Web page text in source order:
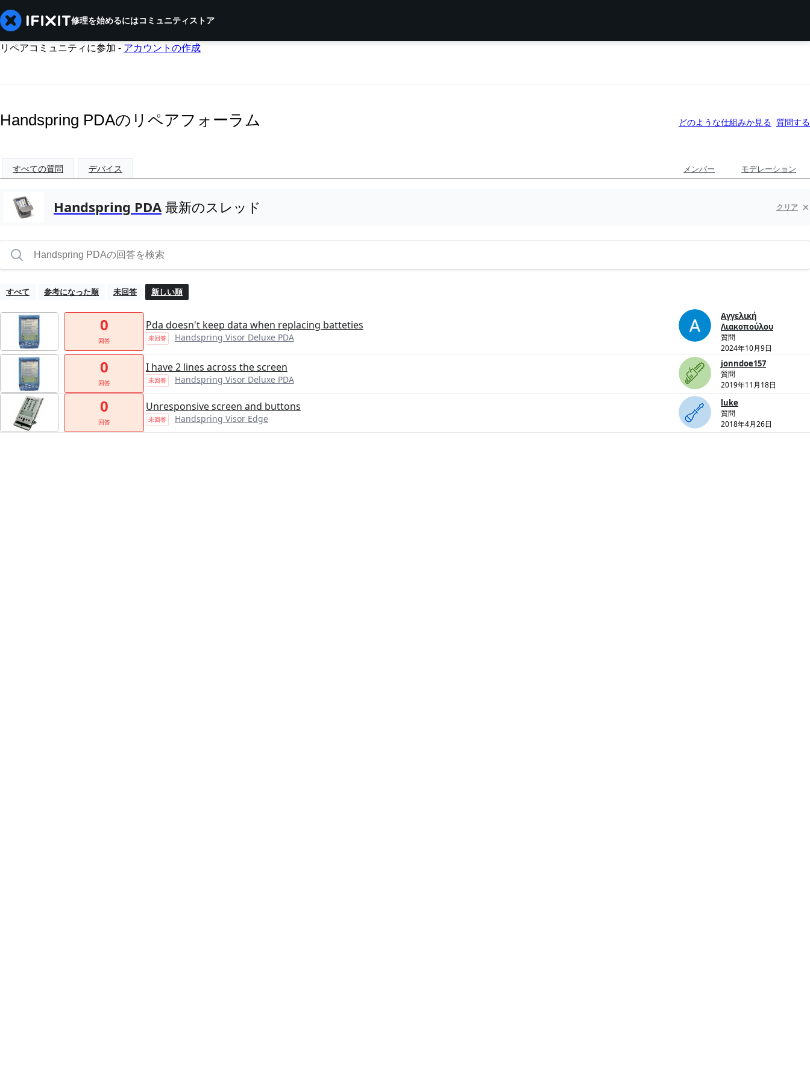
修理を始めるにはコミュニティストア
リペアコミュニティに参加 - アカウントの作成
Handspring PDAのリペアフォーラム どのような仕組みか見る 質問する
すべての質問 デバイス メンバー モデレーション
Handspring PDA 最新のスレッド クリア
すべて 参考になった順 未回答 新しい順
0
回答
Pda doesn't keep data when replacing batteties
未回答 Handspring Visor Deluxe PDA
Αγγελική
Λιακοπούλου
質問
2024年10月9日
0
回答
I have 2 lines across the screen
未回答 Handspring Visor Deluxe PDA
jonndoe157
質問
2019年11月18日
0
回答
Unresponsive screen and buttons
未回答 Handspring Visor Edge
luke
質問
2018年4月26日